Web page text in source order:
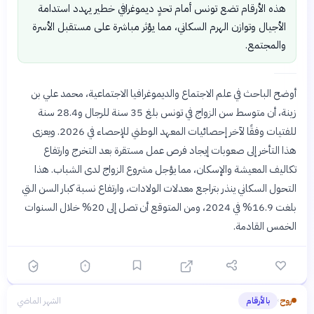
هذه الأرقام تضع تونس أمام تحدٍ ديموغرافي خطير يهدد استدامة
الأجيال وتوازن الهرم السكاني، مما يؤثر مباشرة على مستقبل الأسرة
والمجتمع.
أوضح الباحث في علم الاجتماع والديموغرافيا الاجتماعية، محمد علي بن
زينة، أن متوسط سن الزواج في تونس بلغ 35 سنة للرجال و28.4 سنة
للفتيات وفقًا لآخر إحصائيات المعهد الوطني للإحصاء في 2026. ويعزى
هذا التأخر إلى صعوبات إيجاد فرص عمل مستقرة بعد التخرج وارتفاع
تكاليف المعيشة والإسكان، مما يؤجل مشروع الزواج لدى الشباب. هذا
التحول السكاني ينذر بتراجع معدلات الولادات، وارتفاع نسبة كبار السن التي
بلغت 16.9% في 2024، ومن المتوقع أن تصل إلى 20% خلال السنوات
الخمس القادمة.
روح› بالأرقام الشهر الماضي